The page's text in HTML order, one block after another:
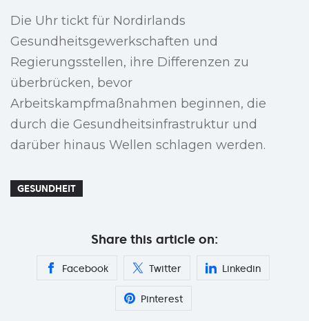
Die Uhr tickt für Nordirlands
Gesundheitsgewerkschaften und
Regierungsstellen, ihre Differenzen zu
überbrücken, bevor
Arbeitskampfmaßnahmen beginnen, die
durch die Gesundheitsinfrastruktur und
darüber hinaus Wellen schlagen werden.
GESUNDHEIT
Share this article on:
Facebook Twitter Linkedin
Pinterest